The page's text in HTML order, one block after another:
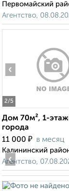
Первомайский
Агентство,
2/5
‹
Дом 70м², 1-
города
11 000 ₽ в месяц
Калининский
Агентство,
‹